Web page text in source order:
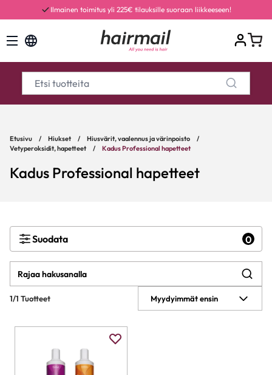
Ilmainen toimitus yli 225€ tilauksille suoraan liikkeeseen!
Etusivu / Hiukset / Hiusvärit, vaalennus ja värinpoisto
/
Vetyperoksidit, hapetteet
/ Kadus Professional hapetteet
Kadus Professional hapetteet
Suodata 0
1/1 Tuotteet Myydyimmät ensin